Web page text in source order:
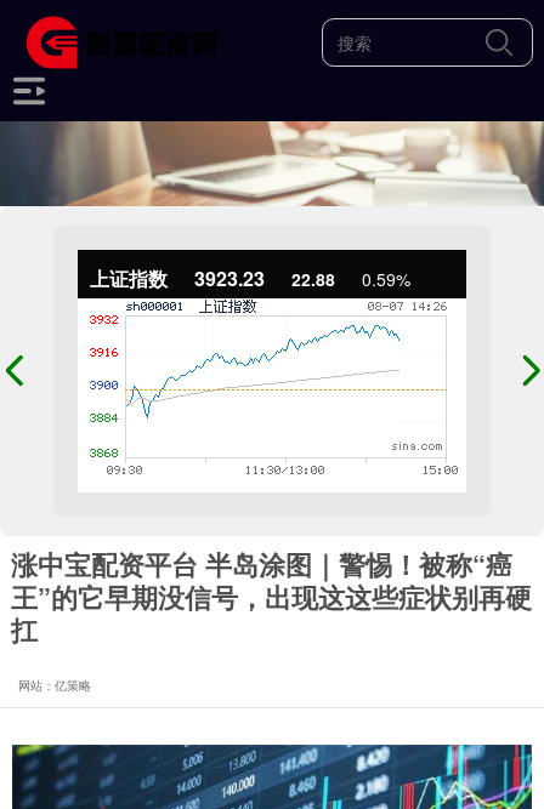
上证指数 3923.23 22.88 0.59%
涨中宝配资平台 半岛涂图｜警惕！被称“癌
王”的它早期没信号，出现这这些症状别再硬
扛
网站：亿策略